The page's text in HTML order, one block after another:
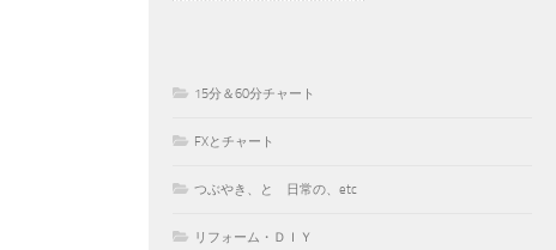
15分＆60分チャート
FXとチャート
つぶやき、と 日常の、etc
リフォーム・ＤＩＹ